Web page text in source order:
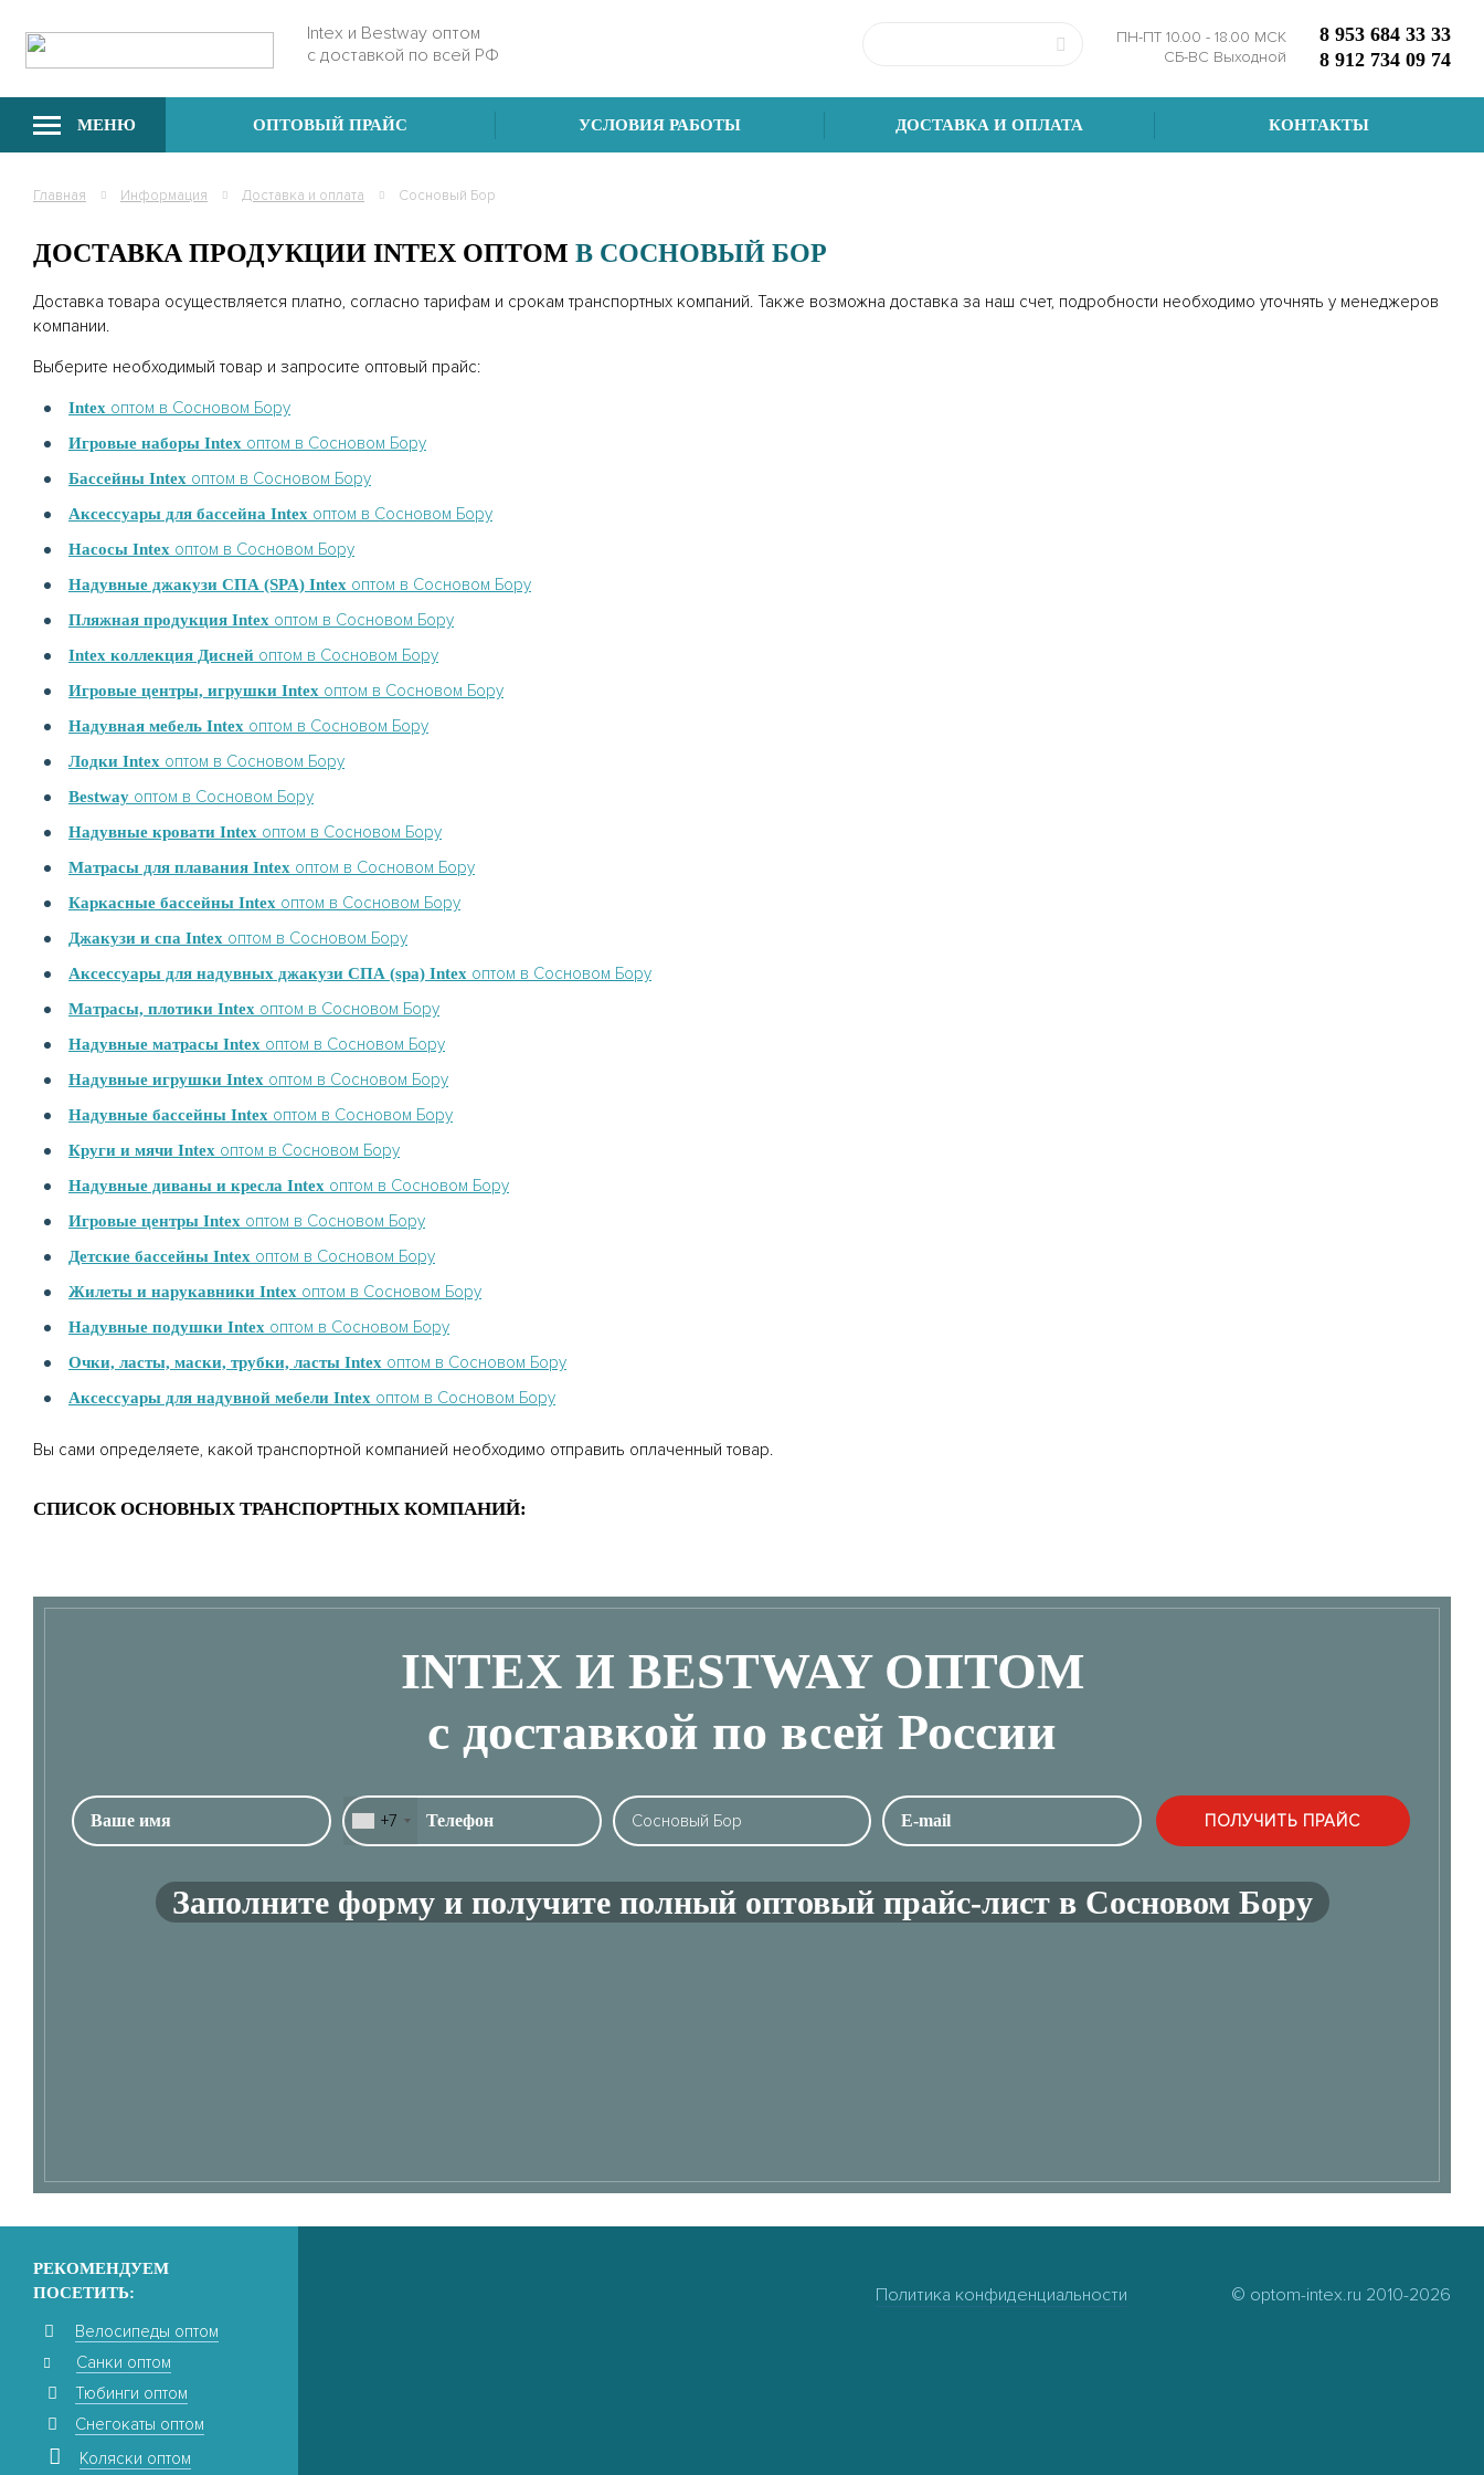
Intex и Bestway оптом
с доставкой по всей РФ
ПН-ПТ 10.00 - 18.00 МСК
СБ-ВС Выходной
8 953 684 33 33
8 912 734 09 74
МЕНЮ ОПТОВЫЙ ПРАЙС УСЛОВИЯ РАБОТЫ ДОСТАВКА И ОПЛАТА КОНТАКТЫ
Главная Информация Доставка и оплата Сосновый Бор
ДОСТАВКА ПРОДУКЦИИ INTEX ОПТОМ В СОСНОВЫЙ БОР
Доставка товара осуществляется платно, согласно тарифам и срокам транспортных компаний. Также возможна доставка за наш счет, подробности необходимо уточнять у менеджеров
компании.
Выберите необходимый товар и запросите оптовый прайс:
Intex оптом в Сосновом Бору
Игровые наборы Intex оптом в Сосновом Бору
Бассейны Intex оптом в Сосновом Бору
Аксессуары для бассейна Intex оптом в Сосновом Бору
Насосы Intex оптом в Сосновом Бору
Надувные джакузи СПА (SPA) Intex оптом в Сосновом Бору
Пляжная продукция Intex оптом в Сосновом Бору
Intex коллекция Дисней оптом в Сосновом Бору
Игровые центры, игрушки Intex оптом в Сосновом Бору
Надувная мебель Intex оптом в Сосновом Бору
Лодки Intex оптом в Сосновом Бору
Bestway оптом в Сосновом Бору
Надувные кровати Intex оптом в Сосновом Бору
Матрасы для плавания Intex оптом в Сосновом Бору
Каркасные бассейны Intex оптом в Сосновом Бору
Джакузи и спа Intex оптом в Сосновом Бору
Аксессуары для надувных джакузи СПА (spa) Intex оптом в Сосновом Бору
Матрасы, плотики Intex оптом в Сосновом Бору
Надувные матрасы Intex оптом в Сосновом Бору
Надувные игрушки Intex оптом в Сосновом Бору
Надувные бассейны Intex оптом в Сосновом Бору
Круги и мячи Intex оптом в Сосновом Бору
Надувные диваны и кресла Intex оптом в Сосновом Бору
Игровые центры Intex оптом в Сосновом Бору
Детские бассейны Intex оптом в Сосновом Бору
Жилеты и нарукавники Intex оптом в Сосновом Бору
Надувные подушки Intex оптом в Сосновом Бору
Очки, ласты, маски, трубки, ласты Intex оптом в Сосновом Бору
Аксессуары для надувной мебели Intex оптом в Сосновом Бору
Вы сами определяете, какой транспортной компанией необходимо отправить оплаченный товар.
СПИСОК ОСНОВНЫХ ТРАНСПОРТНЫХ КОМПАНИЙ:
INTEX И BESTWAY ОПТОМ
с доставкой по всей России
+7
Заполните форму и получите полный оптовый прайс-лист в Сосновом Бору
РЕКОМЕНДУЕМ
ПОСЕТИТЬ:
Велосипеды оптом
Санки оптом
Тюбинги оптом
Снегокаты оптом
Коляски оптом
Политика конфиденциальности © optom-intex.ru 2010-2026